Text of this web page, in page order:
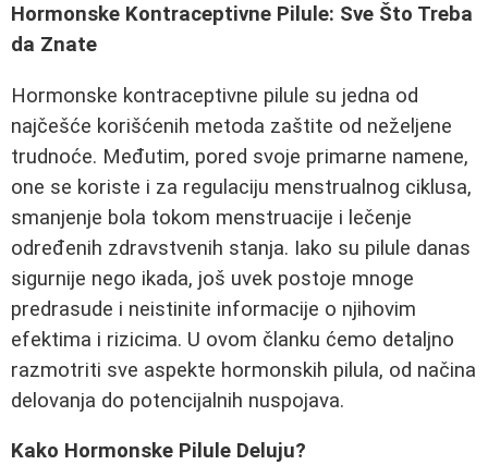
Hormonske Kontraceptivne Pilule: Sve Što Treba
da Znate
Hormonske kontraceptivne pilule su jedna od
najčešće korišćenih metoda zaštite od neželjene
trudnoće. Međutim, pored svoje primarne namene,
one se koriste i za regulaciju menstrualnog ciklusa,
smanjenje bola tokom menstruacije i lečenje
određenih zdravstvenih stanja. Iako su pilule danas
sigurnije nego ikada, još uvek postoje mnoge
predrasude i neistinite informacije o njihovim
efektima i rizicima. U ovom članku ćemo detaljno
razmotriti sve aspekte hormonskih pilula, od načina
delovanja do potencijalnih nuspojava.
Kako Hormonske Pilule Deluju?